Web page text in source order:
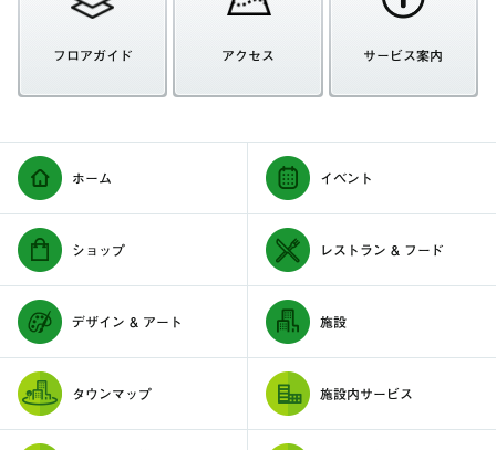
フロアガイド アクセス サービス案内
ホーム イベント
ショップ レストラン & フード
デザイン & アート 施設
タウンマップ 施設内サービス